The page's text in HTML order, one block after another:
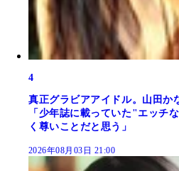
4
真正グラビアアイドル。山田か
「少年誌に載っていた"エッチ
く尊いことだと思う」
2026年08月03日 21:00